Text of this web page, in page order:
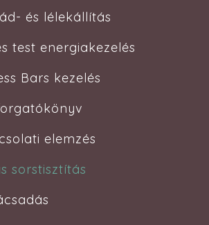
és lélekállítás
test energiakezelés
Bars kezelés
elemzés
sorstisztítás